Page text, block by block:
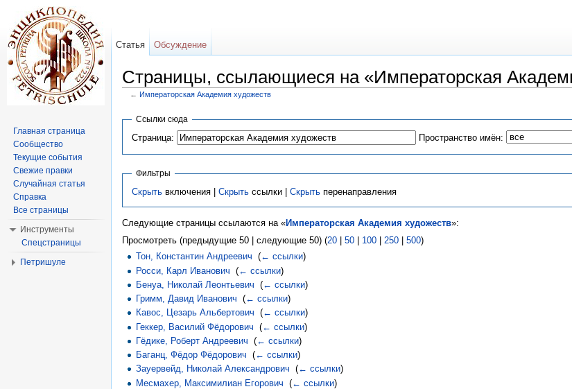
Страницы, ссылающиеся на «Императорская
← Императорская Академия художеств
Ссылки сюда
Страница: Пространство имён:
Фильтры
Скрытьвключения | Скрытьссылки | Скрытьперенаправления
Следующие страницы ссылаются на «Императорская Академия художеств»:
Просмотреть (предыдущие 50 | следующие 50) (20 50 100 250 500)
Тон, Константин Андреевич ‎(← ссылки)
Росси, Карл Иванович ‎(← ссылки)
Бенуа, Николай Леонтьевич ‎(← ссылки)
Гримм, Давид Иванович ‎(← ссылки)
Кавос, Цезарь Альбертович ‎(← ссылки)
Геккер, Василий Фёдорович ‎(← ссылки)
Гёдике, Роберт Андреевич ‎(← ссылки)
Баганц, Фёдор Фёдорович ‎(← ссылки)
Зауервейд, Николай Александрович ‎(← ссылки)
Месмахер, Максимилиан Егорович ‎(← ссылки)
Статья Обсуждение
Главная страница
Сообщество
Текущие события
Свежие правки
Случайная статья
Справка
Все страницы
Инструменты
Спецстраницы
Петришуле